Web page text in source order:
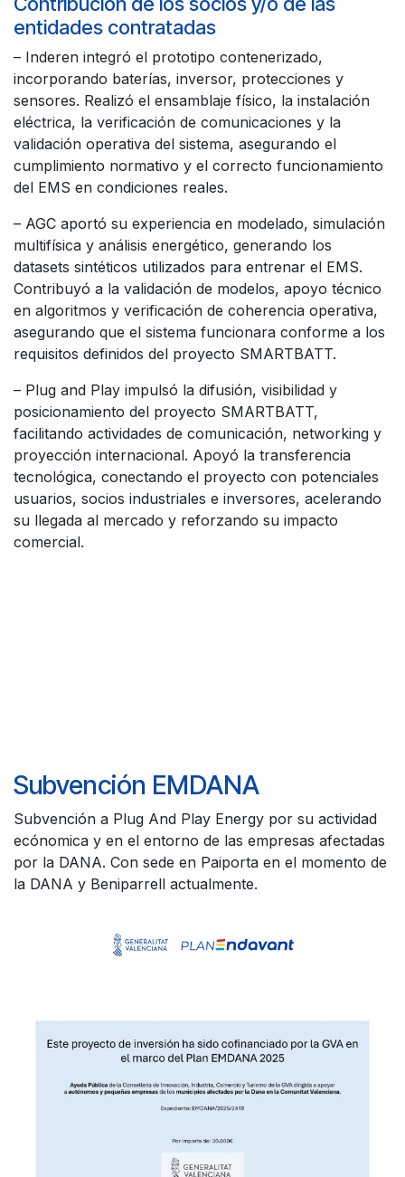
entidades contratadas
– Inderen integró el prototipo contenerizado,
incorporando baterías, inversor, protecciones y
sensores. Realizó el ensamblaje físico, la instalación
eléctrica, la verificación de comunicaciones y la
validación operativa del sistema, asegurando el
cumplimiento normativo y el correcto funcionamiento
del EMS en condiciones reales.
– AGC aportó su experiencia en modelado, simulación
multifísica y análisis energético, generando los
datasets sintéticos utilizados para entrenar el EMS.
Contribuyó a la validación de modelos, apoyo técnico
en algoritmos y verificación de coherencia operativa,
asegurando que el sistema funcionara conforme a los
requisitos definidos del proyecto SMARTBATT.
– Plug and Play impulsó la difusión, visibilidad y
posicionamiento del proyecto SMARTBATT,
facilitando actividades de comunicación, networking y
proyección internacional. Apoyó la transferencia
tecnológica, conectando el proyecto con potenciales
usuarios, socios industriales e inversores, acelerando
su llegada al mercado y reforzando su impacto
comercial.
Subvención EMDANA
Subvención a Plug And Play Energy por su actividad
ecónomica y en el entorno de las empresas afectadas
por la DANA. Con sede en Paiporta en el momento de
la DANA y Beniparrell actualmente.